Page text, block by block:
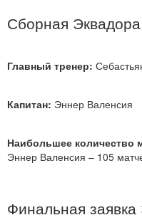
Сборная Эквадора
Главный тренер:
Капитан: Эннер Валенсия
Наибольшее количество
Эннер Валенсия – 105
Финальная